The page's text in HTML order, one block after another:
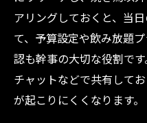
アリングしておくと、当
て、予算設定や飲み放題
認も幹事の大切な役割で
チャットなどで共有して
が起こりにくくなります。